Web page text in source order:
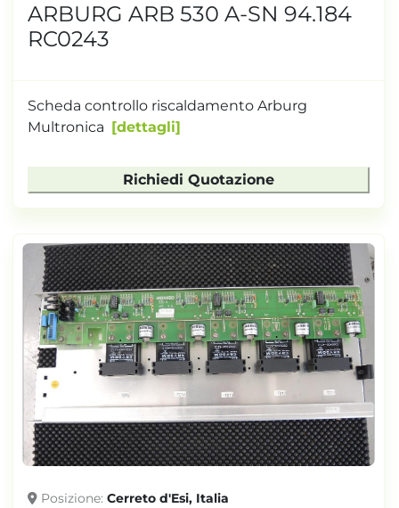
ARBURG ARB 530 A-SN 94.184
RC0243
Scheda controllo riscaldamento Arburg
Multronica
dettagli
Richiedi Quotazione
Posizione Cerreto d'Esi, Italia